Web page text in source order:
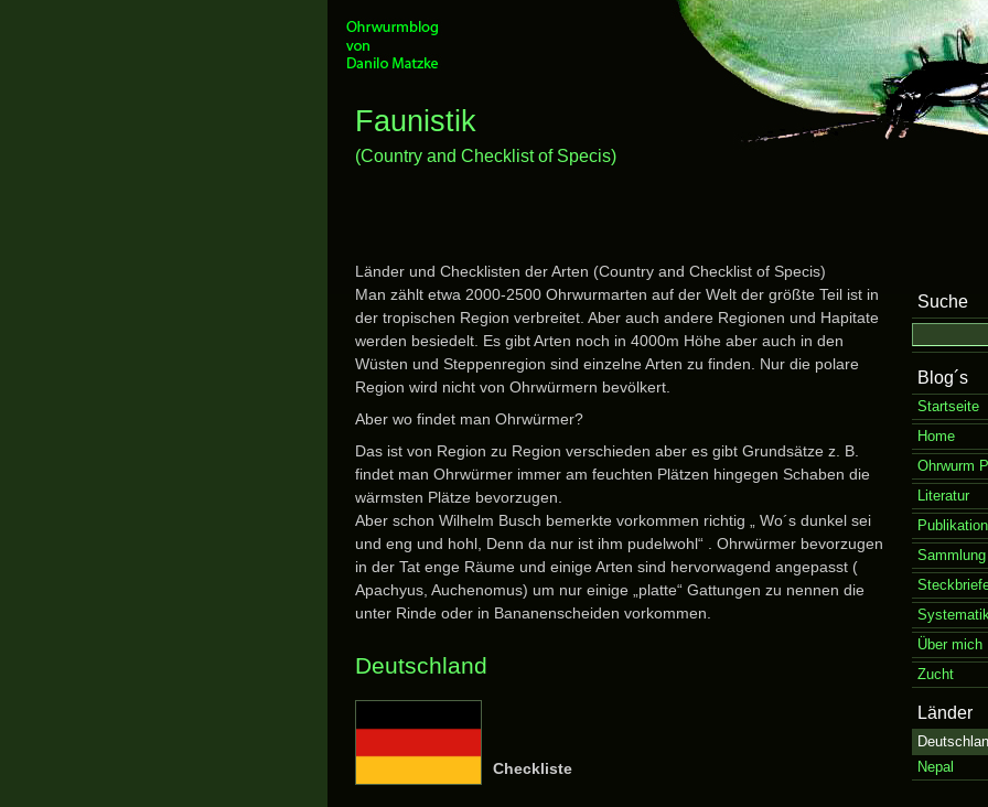
Faunistik
(Country and Checklist of Specis)
Länder und Checklisten der Arten (Country and Checklist of Specis)
Man zählt etwa 2000-2500 Ohrwurmarten auf der Welt der größte Teil ist in
der tropischen Region verbreitet. Aber auch andere Regionen und Hapitate
werden besiedelt. Es gibt Arten noch in 4000m Höhe aber auch in den
Wüsten und Steppenregion sind einzelne Arten zu finden. Nur die polare
Region wird nicht von Ohrwürmern bevölkert.
Aber wo findet man Ohrwürmer?
Das ist von Region zu Region verschieden aber es gibt Grundsätze z. B.
findet man Ohrwürmer immer am feuchten Plätzen hingegen Schaben die
wärmsten Plätze bevorzugen.
Aber schon Wilhelm Busch bemerkte vorkommen richtig „ Wo´s dunkel sei
und eng und hohl, Denn da nur ist ihm pudelwohl“ . Ohrwürmer bevorzugen
in der Tat enge Räume und einige Arten sind hervorwagend angepasst (
Apachyus, Auchenomus) um nur einige „platte“ Gattungen zu nennen die
unter Rinde oder in Bananenscheiden vorkommen.
Deutschland
Checkliste
Suche
Blog´s
Startseite
Home
Ohrwurm
Literatur
Publikation
Über mich
Zucht
Länder
Nepal